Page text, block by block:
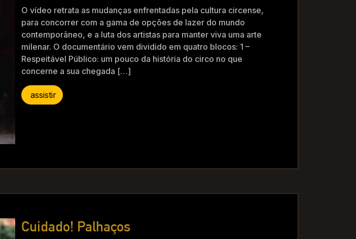
O vídeo retrata as mudanças enfrentadas pela cultura circense,
para concorrer com a gama de opções de lazer do mundo
contemporâneo, e a luta dos artistas para manter viva uma arte
milenar. O documentário vem dividido em quatro blocos: 1 –
Respeitável Público: um pouco da história do circo no que
concerne a sua chegada […]
assistir
Cuidado! Palhaços